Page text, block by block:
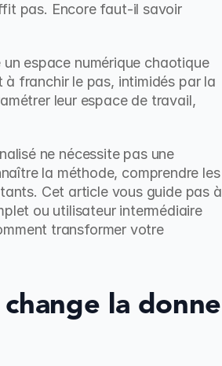
pas. Encore faut-il savoir
espace numérique chaotique
franchir le pas, intimidés par la
leur espace de travail,
ne nécessite pas une
la méthode, comprendre les
Cet article vous guide pas à
ou utilisateur intermédiaire
transformer votre
la donne